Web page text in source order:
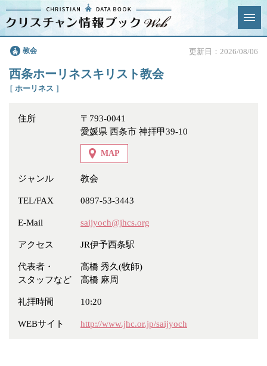
クリスチャン
情報ブックとは
News & Topics
よくあるご質問
情報掲載の変更・追加につい
教会 学校・幼稚園・神学校
特別集会奉仕者
冠婚葬祭
教会 更新日：2026/08/06
西条ホーリネスキリスト教会
［ ホーリネス ］
住所
〒793-0041
愛媛県 西条市 神拝甲39-10
MAP
ジャンル 教会
TEL/FAX 0897-53-3443
E-Mail saijyoch@jhcs.org
アクセス JR伊予西条駅
代表者・
スタッフなど
高橋 秀久(牧師)
高橋 麻周
礼拝時間 10:20
WEBサイト http://www.jhc.or.jp/saijyoch